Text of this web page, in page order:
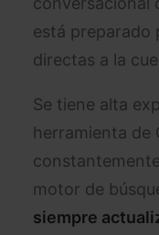
está preparado
directas a la
Se tiene alta
herramienta de
motor de
siempre